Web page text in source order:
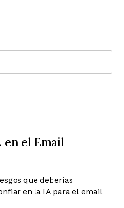
en el Email
que deberías
en la IA para el email